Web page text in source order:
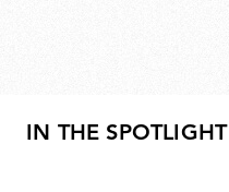
IN THE SPOTLIGHT